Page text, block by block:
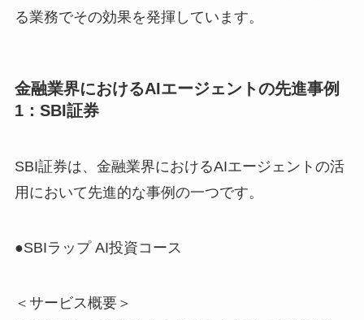
る業務でその効果を発揮しています。
金融業界におけるAIエージェントの先進事例
1：SBI証券
SBI証券は、金融業界におけるAIエージェントの活
用において先進的な事例の一つです。
●SBIラップ AI投資コース
＜サービス概要＞